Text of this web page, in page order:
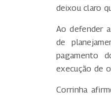
deixou claro
Ao defender
de
pagamento
execução de
Corrinha